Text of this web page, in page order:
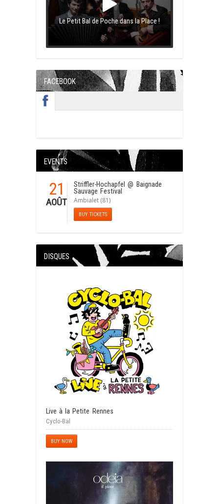
Le Petit Bal de Poche dans la Place !
FACEBOOK
EVENTS
21
AOÛT
Striffler-Hochapfel @ Baignade
Sauvage Festival
Ambialet (81)
BUY TICKETS
DISQUES
Live à la Petite Rennes
Cyclo-Bal
BUY NOW